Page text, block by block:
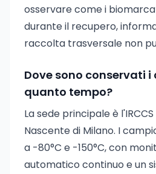
osservare come i
durante il recupero,
raccolta trasversale non
Dove sono conservati i
quanto tempo?
La sede principale è
Nascente di Milano. I
a -80°C e -150°C, con
automatico continuo e un